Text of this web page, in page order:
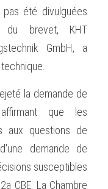
été divulguées
brevet, KHT
GmbH, a
la demande de
que les
aux questions de
demande de
susceptibles
CBE. La Chambre